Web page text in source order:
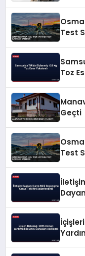
Test
Toz
Geçti
Test